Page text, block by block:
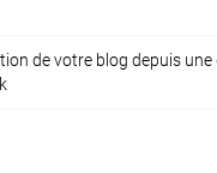
de votre blog depuis une